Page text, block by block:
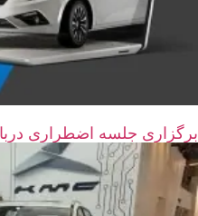
برگزاری جلسه اضطراری